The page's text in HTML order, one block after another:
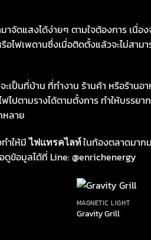
าจัดแสงได้ง่ายๆ ตามใจต้องการ เนื่อ
อไฟเพดานซึ่งเมื่อติดตั้งแล้วจะไม่สาม
ะเป็นที่บ้าน ที่ทำงาน ร้านค้า หรือร้านอ
ปตามรางได้ตามตั้งการ ทำให้บรรยา
หลาย
ทำให้มีไฟแทรคไลท์ในท้องตลาดมาก
ข้อมูลได้ที่ Line: @enrichenergy
MAGNETIC LIGHT
Gravity Grill